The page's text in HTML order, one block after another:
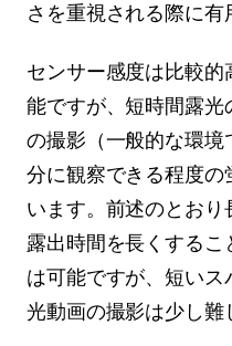
さを重視される際に有
センサー感度は比較
能ですが、短時間露
の撮影（一般的な環
分に観察できる程度の
います。前述のとおり
露出時間を長くする
は可能ですが、短い
光動画の撮影は少し難